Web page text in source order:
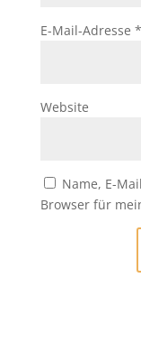
E-Mail-Adresse *
Website
Name, E-
Browser für